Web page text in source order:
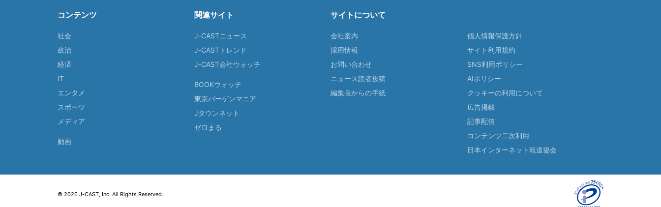
コンテンツ
社会
政治
経済
IT
エンタメ
スポーツ
メディア
動画
関連サイト
J-CASTニュース
J-CASTトレンド
J-CAST会社ウォッチ
BOOKウォッチ
東京バーゲンマニア
Jタウンネット
ゼロまる
サイトについて
会社案内
採用情報
お問い合わせ
ニュース読者投稿
編集長からの手紙
個人情報保護方針
サイト利用規約
SNS利用ポリシー
AIポリシー
クッキーの利用について
広告掲載
記事配信
コンテンツ二次利用
日本インターネット報道協会
© 2026 J-CAST, Inc. All Rights Reserved.